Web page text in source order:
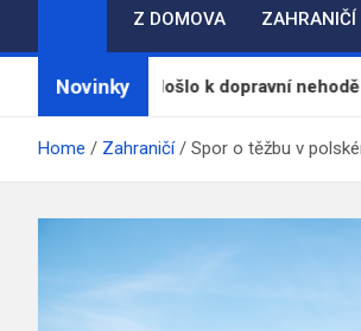
Z DOMOVA ZAHRANIČÍ
Novinky
došlo k dopravní nehodě se
Home Zahraničí Spor o těžbu v